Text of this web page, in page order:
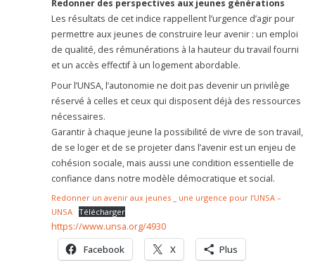
Redonner des perspectives aux jeunes générations
Les résultats de cet indice rappellent l’urgence d’agir pour
permettre aux jeunes de construire leur avenir : un emploi
de qualité, des rémunérations à la hauteur du travail fourni
et un accès effectif à un logement abordable.
Pour l’UNSA, l’autonomie ne doit pas devenir un privilège
réservé à celles et ceux qui disposent déjà des ressources
nécessaires.
Garantir à chaque jeune la possibilité de vivre de son travail,
de se loger et de se projeter dans l’avenir est un enjeu de
cohésion sociale, mais aussi une condition essentielle de
confiance dans notre modèle démocratique et social.
Redonner un avenir aux jeunes _ une urgence pour l’UNSA –
UNSA Télécharger
https://www.unsa.org/4930
Facebook X Plus